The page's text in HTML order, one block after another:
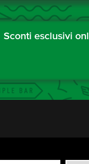
Sconti esclusivi